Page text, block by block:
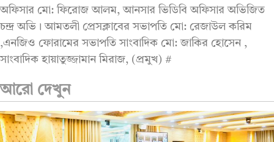
অফিসার মো: ফিরোজ আলম, আনসার ভিডিবি অফিসার অভিজিত
চন্দ্র অভি । আমতলী প্রেসক্লাবের সভাপতি মো: রেজাউল করিম
,এনজিও ফোরামের সভাপতি সাংবাদিক মো: জাকির হোসেন ,
সাংবাদিক হায়াতুজ্জামান মিরাজ, (প্রমুখ) #
আরো দেখুন